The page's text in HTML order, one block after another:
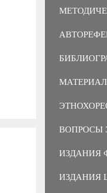
ВОПРОСЫ
ИЗДАНИЯ
ИЗДАНИЯ